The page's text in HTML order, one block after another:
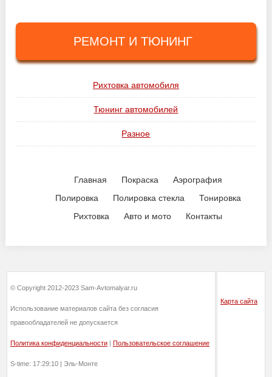
РЕМОНТ И ТЮНИНГ
Рихтовка автомобиля
Тюнинг автомобилей
Разное
Главная Покраска
Аэрография
Полировка
Полировка стекла
Тонировка
Рихтовка
Авто и мото Контакты
© Copyright 2012-2023 Sam-Avtomalyar.ru
Использование материалов сайта без согласия
правообладателей не допускается
Политика конфиденциальности | Пользовательское соглашение
S-time: 17:29:10 | Эль-Монте
Карта сайта